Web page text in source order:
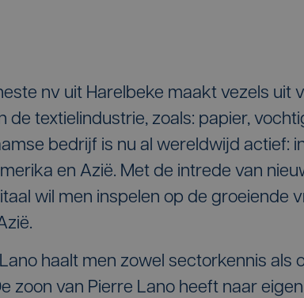
nv uit Harelbeke maakt vezels uit
de textielindustrie, zoals: papier,
bedrijf is nu al wereldwijd actief:
en Azië. Met de intrede van
wil men inspelen op de groeiende
haalt men zowel sectorkennis als
zoon van Pierre Lano heeft naar